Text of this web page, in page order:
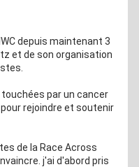
depuis maintenant 3
et de son organisation
par un cancer
rejoindre et soutenir
de la Race Across
j'ai d'abord pris